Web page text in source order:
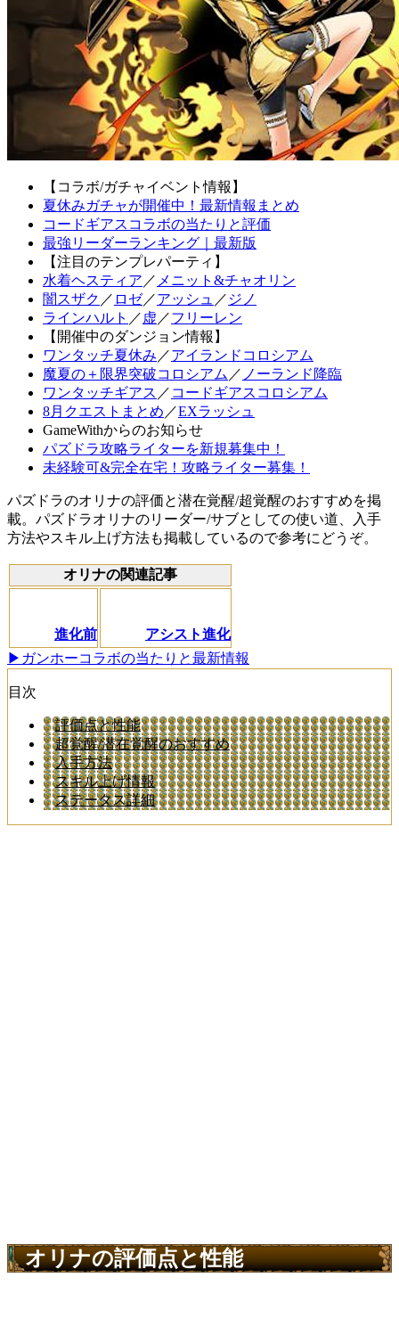
【コラボ/ガチャイベント情報】
夏休みガチャが開催中！最新情報まとめ
コードギアスコラボの当たりと評価
最強リーダーランキング｜最新版
【注目のテンプレパーティ】
水着ヘスティア ／ メニット&チャオリン
闇スザク ／ ロゼ／アッシュ ／ ジノ
ラインハルト ／ 虚 ／フリーレン
【開催中のダンジョン情報】
ワンタッチ夏休み ／アイランドコロシアム
魔夏の＋限界突破コロシアム ／ ノーランド降臨
ワンタッチギアス ／ コードギアスコロシアム
8月クエストまとめ ／EXラッシュ
GameWithからのお知らせ
パズドラ攻略ライターを新規募集中！
未経験可&完全在宅！攻略ライター募集！
パズドラのオリナの評価と潜在覚醒/超覚醒のおすすめを掲
載。パズドラオリナのリーダー/サブとしての使い道、入手
方法やスキル上げ方法も掲載しているので参考にどうぞ。
オリナの関連記事
進化前
アシスト進化
▶ガンホーコラボの当たりと最新情報
目次
評価点と性能
超覚醒/潜在覚醒のおすすめ
入手方法
スキル上げ情報
ステータス詳細
オリナの評価点と性能